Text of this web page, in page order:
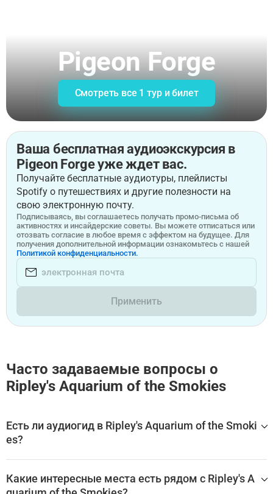
Pigeon Forge
Смотреть все 1 тур и билет
Ваша бесплатная аудиоэкскурсия в
Pigeon Forge уже ждет вас.
Получайте бесплатные аудиотуры, плейлисты
Spotify о путешествиях и другие полезности на
свою электронную почту.
Подписываясь, вы соглашаетесь получать промо-письма об
активностях и инсайдерские советы. Вы можете отписаться или
отозвать согласие в любое время с эффектом на будущее. Для
получения дополнительной информации ознакомьтесь с нашей
Политикой конфиденциальности.
Применить
Часто задаваемые вопросы о
Ripley's Aquarium of the Smokies
Есть ли аудиогид в Ripley's Aquarium of the Smoki
es?
упен аудиогид, который помогает самостоятельно изуч
ить главные залы, экспонаты и историю достопримечат
Какие интересные места есть рядом с Ripley's A